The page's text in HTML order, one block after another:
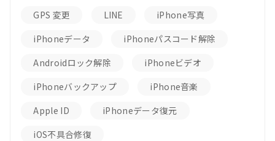
GPS 変更
LINE
iPhone写真
iPhoneデータ
iPhoneパスコード解除
Androidロック解除
iPhoneビデオ
iPhoneバックアップ
iPhone音楽
Apple ID
iPhoneデータ復元
iOS不具合修復